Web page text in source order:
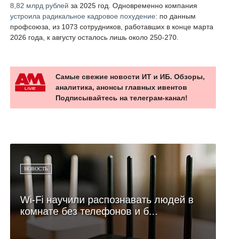
8,82 млрд рублей за 2025 год. Одновременно компания
устроила радикальное кадровое похудение: по данным
профсоюза, из 1073 сотрудников, работавших в конце марта
2026 года, к августу осталось лишь около 250-270.
Самые свежие новости ИТ и ИБ. Обзоры,
аналитика, анонсы главных ивентов
Подписывайтесь на телеграм-канал!
НОВОСТЬ
Wi-Fi научили распознавать людей в
комнате без телефонов и б...